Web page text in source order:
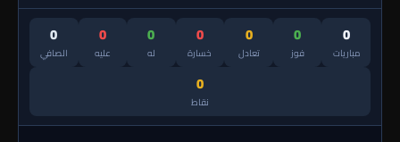
0
مباريات
0
فوز
0
تعادل
0
خسارة
0
له
0
عليه
0
الصافي
0
نقاط